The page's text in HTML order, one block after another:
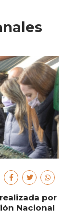
por
Nacional